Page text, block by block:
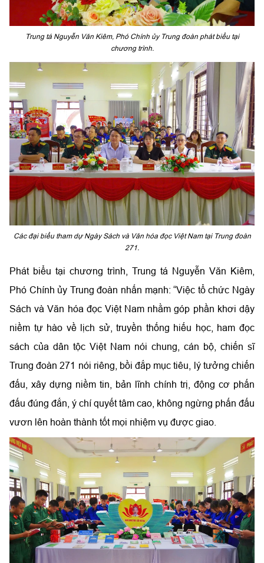
Trung tá Nguyễn Văn Kiêm, Phó Chính ủy Trung đoàn phát biểu tại
chương trình.
Các đại biểu tham dự Ngày Sách và Văn hóa đọc Việt Nam tại Trung đoàn
271.
Phát biểu tại chương trình, Trung tá Nguyễn Văn Kiêm,
Phó Chính ủy Trung đoàn nhấn mạnh: “Việc tổ chức Ngày
Sách và Văn hóa đọc Việt Nam nhằm góp phần khơi dậy
niềm tự hào về lịch sử, truyền thống hiếu học, ham đọc
sách của dân tộc Việt Nam nói chung, cán bộ, chiến sĩ
Trung đoàn 271 nói riêng, bồi đắp mục tiêu, lý tưởng chiến
đấu, xây dựng niềm tin, bản lĩnh chính trị, động cơ phấn
đấu đúng đắn, ý chí quyết tâm cao, không ngừng phấn đấu
vươn lên hoàn thành tốt mọi nhiệm vụ được giao.